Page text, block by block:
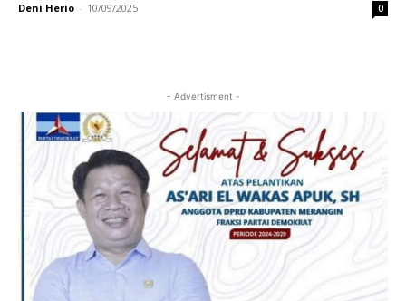
Deni Herio - 10/09/2025 0
- Advertisment -